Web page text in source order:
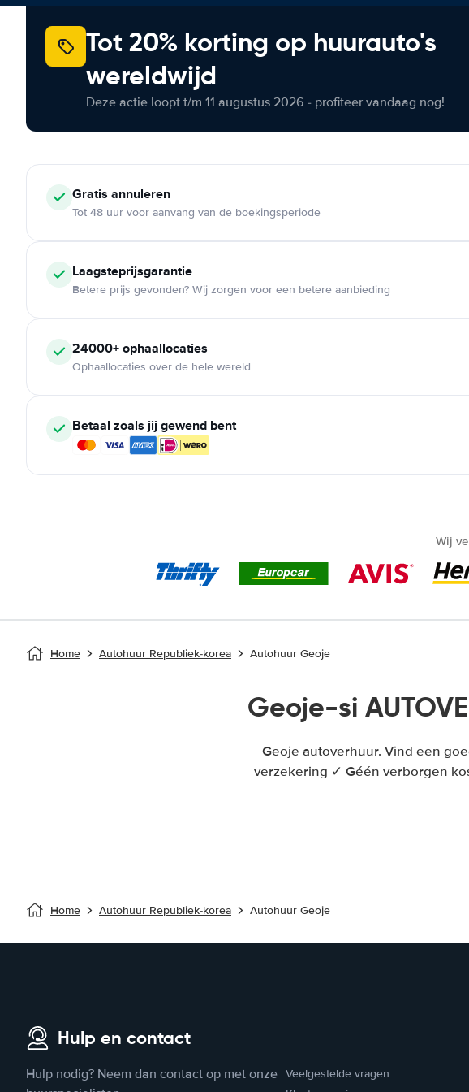
Tot 20% korting op huurauto's
wereldwijd
Deze actie loopt t/m 11 augustus 2026 - profiteer vandaag nog!
Gratis annuleren
Tot 48 uur voor aanvang van de boekingsperiode
Laagsteprijsgarantie
Betere prijs gevonden? Wij zorgen voor een betere aanbieding
24000+ ophaallocaties
Ophaallocaties over de hele wereld
Betaal zoals jij gewend bent
Wij
Home Autohuur Republiek-korea Autohuur Geoje
Geoje-si
Geoje autoverhuur. Vind een
verzekering ✓ Géén verborgen
Home Autohuur Republiek-korea Autohuur Geoje
Hulp en contact
Hulp nodig? Neem dan contact op met onze Veelgestelde vragen